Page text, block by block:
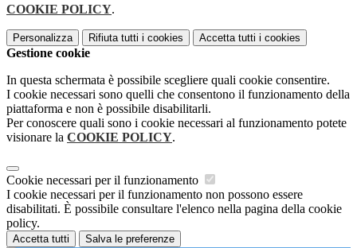
COOKIE POLICY.
Personalizza Rifiuta tutti i cookies Accetta tutti i cookies
Gestione cookie
In questa schermata è possibile scegliere quali cookie consentire.
I cookie necessari sono quelli che consentono il funzionamento della
piattaforma e non è possibile disabilitarli.
Per conoscere quali sono i cookie necessari al funzionamento potete
visionare la COOKIE POLICY.
Cookie necessari per il funzionamento
I cookie necessari per il funzionamento non possono essere
disabilitati. È possibile consultare l'elenco nella pagina della cookie
policy.
Accetta tutti Salva le preferenze